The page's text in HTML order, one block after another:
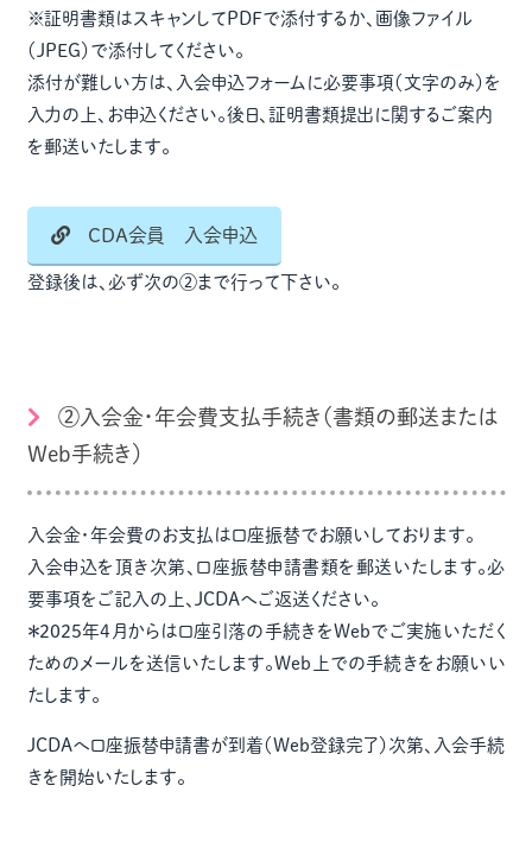
※証明書類はスキャンしてPDFで添付するか、画像ファイル
（JPEG）で添付してください。
添付が難しい方は、入会申込フォームに必要事項（文字のみ）を
入力の上、お申込ください。後日、証明書類提出に関するご案内
を郵送いたします。
CDA会員 入会申込
登録後は、必ず次の②まで行って下さい。
②入会金・年会費支払手続き（書類の郵送または
Web手続き）
入会金・年会費のお支払は口座振替でお願いしております。
入会申込を頂き次第、口座振替申請書類を郵送いたします。必
要事項をご記入の上、JCDAへご返送ください。
＊2025年4月からは口座引落の手続きをWebでご実施いただく
ためのメールを送信いたします。Web上での手続きをお願いい
たします。
JCDAへ口座振替申請書が到着（Web登録完了）次第、入会手続
きを開始いたします。